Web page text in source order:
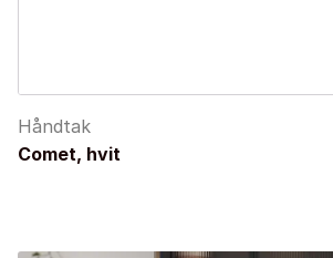
Håndtak
Comet, hvit